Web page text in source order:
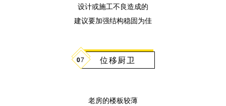
设计或施工不良造成的
建议要加强结构稳固为佳
07 位移厨卫
老房的楼板较薄